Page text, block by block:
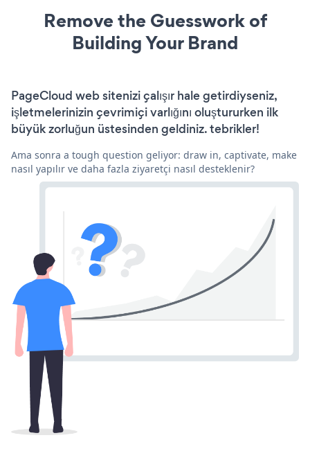
Remove the Guesswork of
Building Your Brand
PageCloud web sitenizi çalışır hale getirdiyseniz,
işletmelerinizin çevrimiçi varlığını oluştururken ilk
büyük zorluğun üstesinden geldiniz. tebrikler!
Ama sonra a tough question geliyor: draw in, captivate, make
nasıl yapılır ve daha fazla ziyaretçi nasıl desteklenir?